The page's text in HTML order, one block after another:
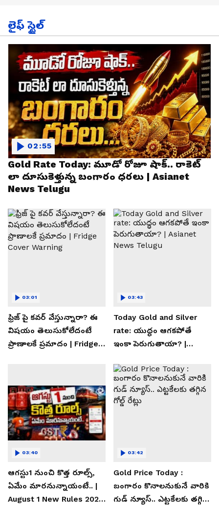
లైఫ్ స్టైల్
Gold Rate Today: మూడో రోజూ షాక్.. రాకెట్
లా దూసుకెళ్తున్న బంగారం ధరలు | Asianet
News Telugu
02:55
ఫ్రిజ్ పై కవర్ వేస్తున్నారా? ఈ
విషయం తెలుసుకోలేదంటే
ప్రాణాలకే ప్రమాదం | Fridge
03:01
Today Gold and Silver
rate: యుద్ధం ఆగకపోతే
ఇంకా పెరుగుతాయా? |
03:43
ఆగస్టు1 నుంచి కొత్త రూల్స్,
ఏమేం మారనున్నాయంటే.. |
August 1 New Rules 2026
03:40
Gold Price Today :
బంగారం కొనాలనుకునే వారికి
గుడ్ న్యూస్.. ఎట్టకేలకు తగ్గిన
03:42